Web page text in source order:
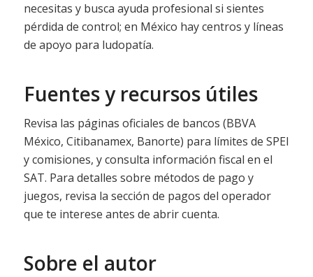
necesitas y busca ayuda profesional si sientes
pérdida de control; en México hay centros y líneas
de apoyo para ludopatía.
Fuentes y recursos útiles
Revisa las páginas oficiales de bancos (BBVA
México, Citibanamex, Banorte) para límites de SPEI
y comisiones, y consulta información fiscal en el
SAT. Para detalles sobre métodos de pago y
juegos, revisa la sección de pagos del operador
que te interese antes de abrir cuenta.
Sobre el autor